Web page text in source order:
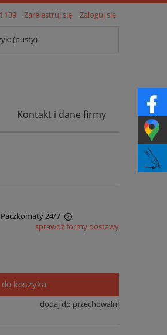
139 Zarejestruj się Zaloguj się
(pusty)
Kontakt i dane firmy
24/7
sprawdź formy dostawy
do koszyka
dodaj do przechowalni